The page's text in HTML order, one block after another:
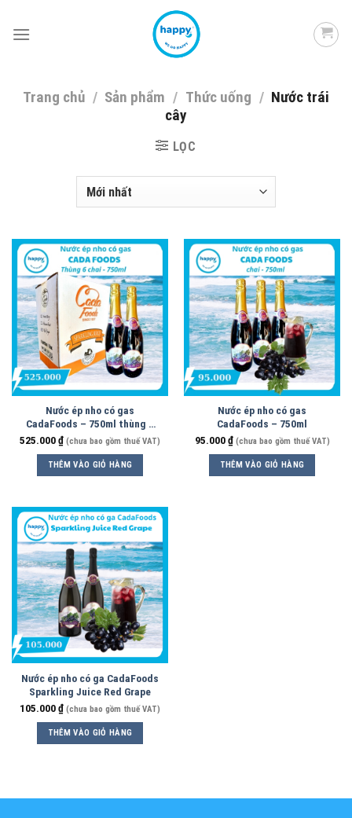
Trang chủ / Sản phẩm / Thức uống / Nước trái
cây
LỌC
Nước ép nho có gas
CadaFoods – 750ml thùng 6
chai
525.000₫ (chưa bao gồm thuế VAT)
THÊM VÀO GIỎ HÀNG
Nước ép nho có gas
CadaFoods – 750ml
95.000₫ (chưa bao gồm thuế VAT)
THÊM VÀO GIỎ HÀNG
Nước ép nho có ga CadaFoods
Sparkling Juice Red Grape
105.000₫ (chưa bao gồm thuế VAT)
THÊM VÀO GIỎ HÀNG